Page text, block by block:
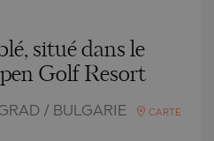
situé dans le
Golf Resort
/ BULGARIE CARTE